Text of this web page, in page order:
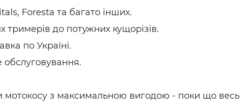
Foresta та багато інших.
тримерів до потужних кущорізів.
по Україні.
обслуговування.
мотокосу з максимальною вигодою - поки що весь